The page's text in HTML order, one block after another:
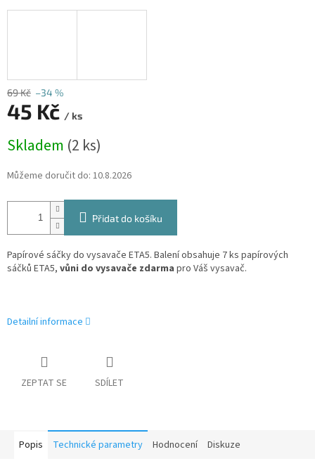
69 Kč –34 %
45 Kč / ks
cena:
Skladem (2 ks)
Můžeme doručit do: 10.8.2026
Přidat do košíku
Papírové sáčky do vysavače ETA5. Balení obsahuje 7 ks papírových
sáčků ETA5, vůni do vysavače zdarma pro Váš vysavač.
Detailní informace
ZEPTAT SE SDÍLET
Popis Technické parametry Hodnocení Diskuze